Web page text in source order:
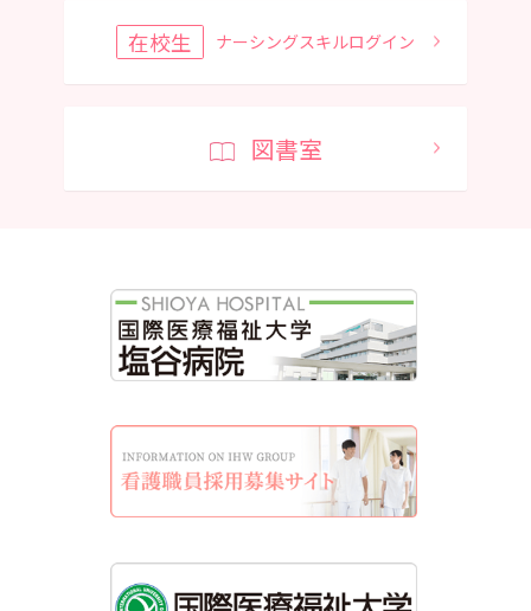
在校生 ナーシングスキルログイン
図書室